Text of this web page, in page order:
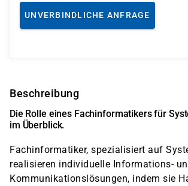
UNVERBINDLICHE ANFRAGE
Beschreibung
Die Rolle eines Fachinformatikers für
im Überblick.
Fachinformatiker, spezialisiert auf
realisieren individuelle Informations-
Kommunikationslösungen, indem sie